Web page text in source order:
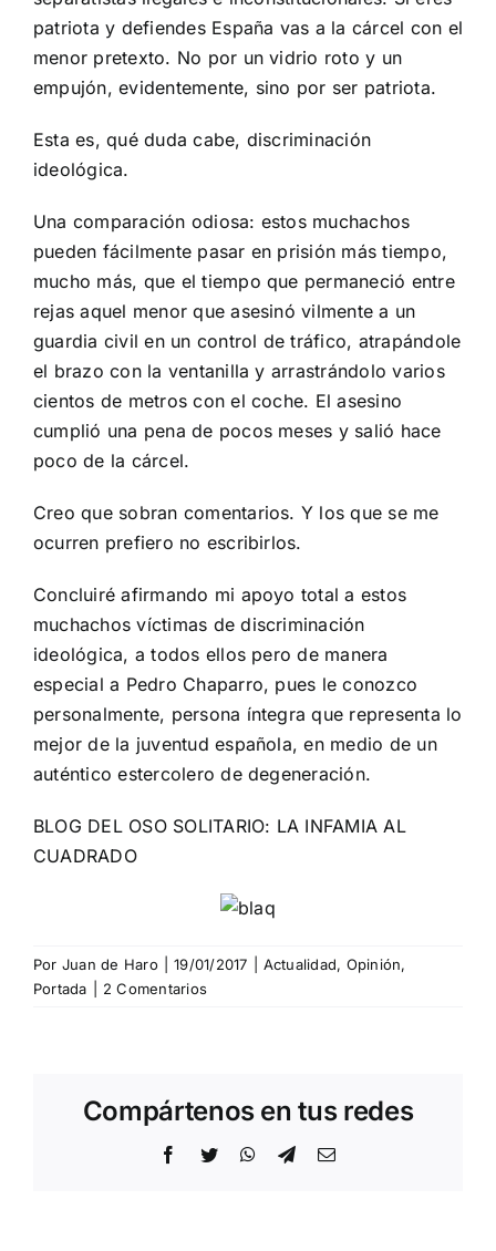
patriota y defiendes España vas a la cárcel con el
menor pretexto. No por un vidrio roto y un
empujón, evidentemente, sino por ser patriota.
Esta es, qué duda cabe, discriminación
ideológica.
Una comparación odiosa: estos muchachos
pueden fácilmente pasar en prisión más tiempo,
mucho más, que el tiempo que permaneció entre
rejas aquel menor que asesinó vilmente a un
guardia civil en un control de tráfico, atrapándole
el brazo con la ventanilla y arrastrándolo varios
cientos de metros con el coche. El asesino
cumplió una pena de pocos meses y salió hace
poco de la cárcel.
Creo que sobran comentarios. Y los que se me
ocurren prefiero no escribirlos.
Concluiré afirmando mi apoyo total a estos
muchachos víctimas de discriminación
ideológica, a todos ellos pero de manera
especial a Pedro Chaparro, pues le conozco
personalmente, persona íntegra que representa lo
mejor de la juventud española, en medio de un
auténtico estercolero de degeneración.
BLOG DEL OSO SOLITARIO: LA INFAMIA AL
CUADRADO
Por Juan de Haro 19/01/2017 Actualidad, Opinión,
Portada
2 Comentarios
Compártenos en tus redes
Facebook
Twitter WhatsApp
TelegramCorreo